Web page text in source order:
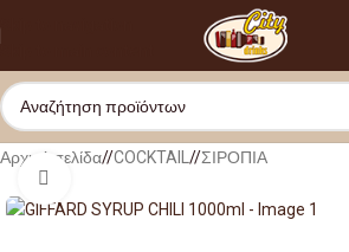
Αρχική σελίδα/ COCKTAIL / ΣΙΡΟΠΙΑ